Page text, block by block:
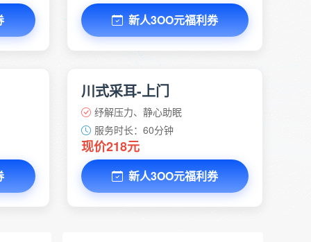
新人3OO元福利券
川式采耳-上门
纾解压力、静心助眠
服务时长：60分钟
现价218元
新人3OO元福利券